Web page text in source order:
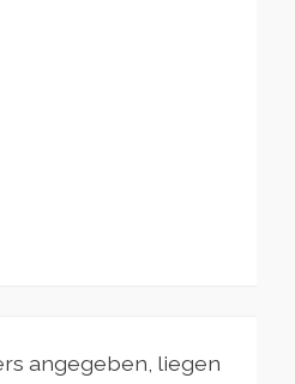
angegeben, liegen